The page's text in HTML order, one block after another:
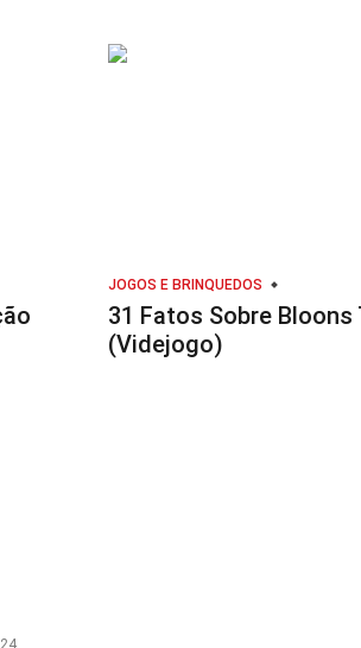
JOGOS E BRINQUEDOS
31 Fatos Sobre Bloons
(Videjogo)